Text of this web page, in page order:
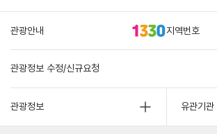
관광안내 지역번호
관광정보 수정/신규요청
관광정보 유관기관